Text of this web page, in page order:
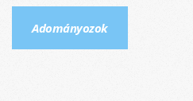
Adományozok